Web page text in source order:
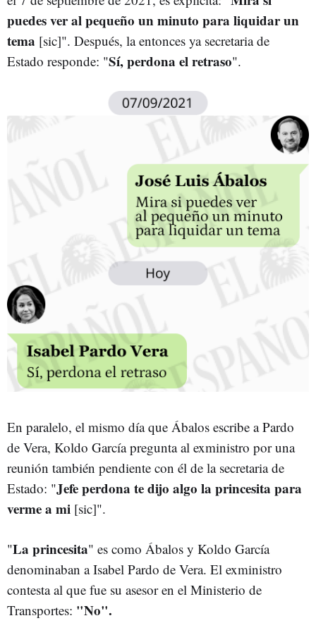
puedes ver al pequeño un minuto para liquidar un
tema [sic]". Después, la entonces ya secretaria de
Estado responde: "Sí, perdona el retraso".
En paralelo, el mismo día que Ábalos escribe a Pardo
de Vera, Koldo García pregunta al exministro por una
reunión también pendiente con él de la secretaria de
Estado: "Jefe perdona te dijo algo la princesita para
verme a mi [sic]".
"La princesita" es como Ábalos y Koldo García
denominaban a Isabel Pardo de Vera. El exministro
contesta al que fue su asesor en el Ministerio de
Transportes: "No".